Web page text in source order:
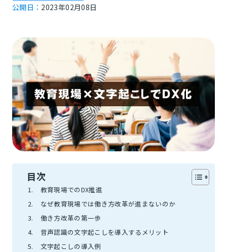
公開日： 2023年02月08日
目次
教育現場でのDX推進
なぜ教育現場では働き方改革が進まないのか
働き方改革の第一歩
音声認識の文字起こしを導入するメリット
文字起こしの導入例